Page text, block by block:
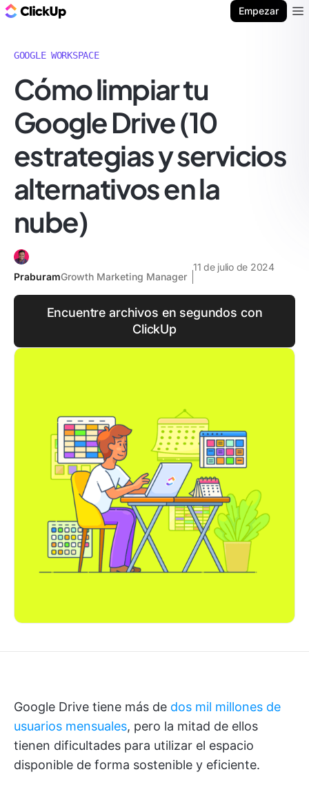
Empezar
GOOGLE WORKSPACE
Cómo limpiar tu
Google Drive (10
estrategias y servicios
alternativos en la
nube)
PraburamGrowth Marketing Manager
11 de julio de 2024
Encuentre archivos en segundos con
ClickUp
Google Drive tiene más de dos mil millones de
usuarios mensuales, pero la mitad de ellos
tienen dificultades para utilizar el espacio
disponible de forma sostenible y eficiente.